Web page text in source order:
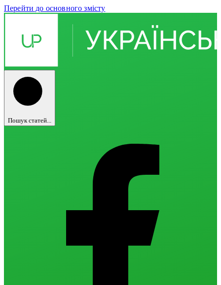
Перейти до основного змісту
Пошук статей...